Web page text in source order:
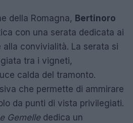
della Romagna, Bertinoro
con una serata dedicata ai
convivialità. La serata si
tra i vigneti,
calda del tramonto.
che permette di ammirare
da punti di vista privilegiati.
Gemellededica un